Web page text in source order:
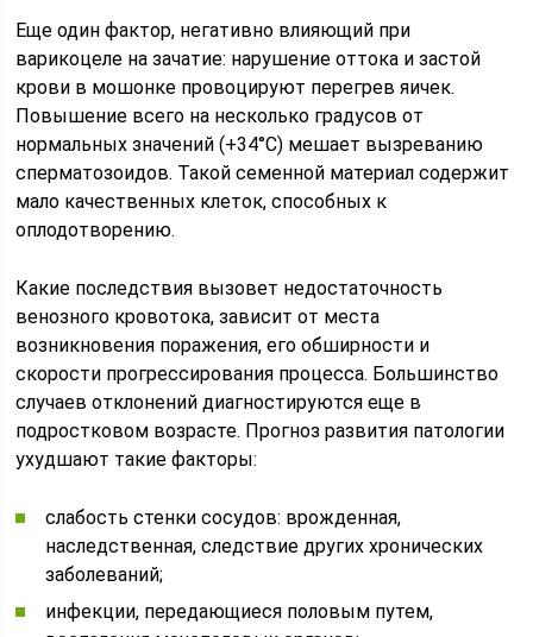
Еще один фактор, негативно влияющий при
варикоцеле на зачатие: нарушение оттока и застой
крови в мошонке провоцируют перегрев яичек.
Повышение всего на несколько градусов от
нормальных значений (+34°С) мешает вызреванию
сперматозоидов. Такой семенной материал содержит
мало качественных клеток, способных к
оплодотворению.
Какие последствия вызовет недостаточность
венозного кровотока, зависит от места
возникновения поражения, его обширности и
скорости прогрессирования процесса. Большинство
случаев отклонений диагностируются еще в
подростковом возрасте. Прогноз развития патологии
ухудшают такие факторы:
слабость стенки сосудов: врожденная,
наследственная, следствие других хронических
заболеваний;
инфекции, передающиеся половым путем,